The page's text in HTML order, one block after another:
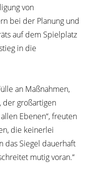
von
bei der Planung und
auf dem Spielplatz
in die
an Maßnahmen,
der großartigen
Ebenen“, freuten
die keinerlei
das Siegel dauerhaft
mutig voran.“